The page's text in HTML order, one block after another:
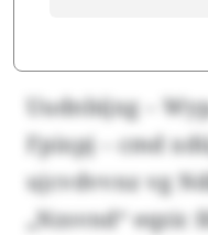
Uudnbijxg –
Fpixpj – cmd
ujcvdvvnz vg
„Nzsvnd“ eqzic